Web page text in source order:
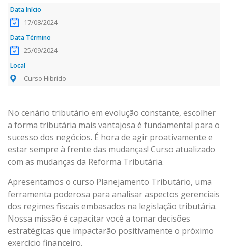
17/08/2024
25/09/2024
Curso Hibrido
No cenário tributário em evolução constante, escolher
a forma tributária mais vantajosa é fundamental para o
sucesso dos negócios. É hora de agir proativamente e
estar sempre à frente das mudanças! Curso atualizado
com as mudanças da Reforma Tributária.
Apresentamos o curso Planejamento Tributário, uma
ferramenta poderosa para analisar aspectos gerenciais
dos regimes fiscais embasados ​​na legislação tributária.
Nossa missão é capacitar você a tomar decisões
estratégicas que impactarão positivamente o próximo
exercício financeiro.